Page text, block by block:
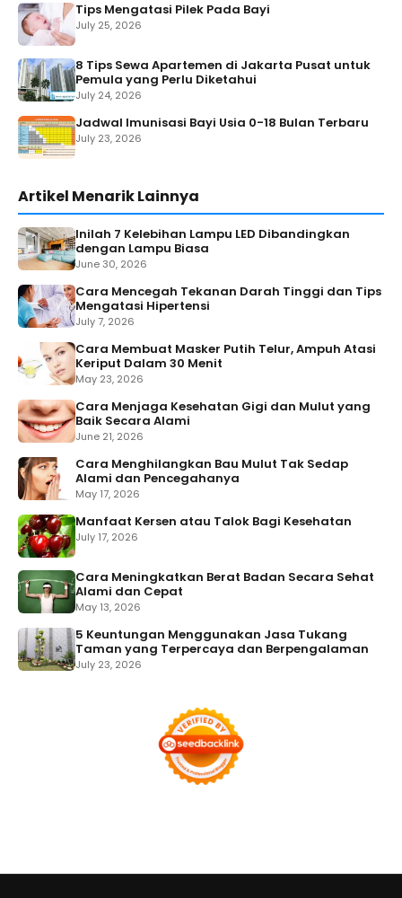
Tips Mengatasi Pilek Pada Bayi
July 25, 2026
8 Tips Sewa Apartemen di Jakarta Pusat untuk
Pemula yang Perlu Diketahui
July 24, 2026
Jadwal Imunisasi Bayi Usia 0-18 Bulan Terbaru
July 23, 2026
Artikel Menarik Lainnya
Inilah 7 Kelebihan Lampu LED Dibandingkan
dengan Lampu Biasa
June 30, 2026
Cara Mencegah Tekanan Darah Tinggi dan Tips
Mengatasi Hipertensi
July 7, 2026
Cara Membuat Masker Putih Telur, Ampuh Atasi
Keriput Dalam 30 Menit
May 23, 2026
Cara Menjaga Kesehatan Gigi dan Mulut yang
Baik Secara Alami
June 21, 2026
Cara Menghilangkan Bau Mulut Tak Sedap
Alami dan Pencegahanya
May 17, 2026
Manfaat Kersen atau Talok Bagi Kesehatan
July 17, 2026
Cara Meningkatkan Berat Badan Secara Sehat
Alami dan Cepat
May 13, 2026
5 Keuntungan Menggunakan Jasa Tukang
Taman yang Terpercaya dan Berpengalaman
July 23, 2026